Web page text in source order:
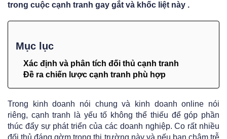
trong cuộc cạnh tranh gay gắt và khốc liệt này .
Mục lục
Xác định và phân tích đối thủ cạnh tranh
Đề ra chiến lược cạnh tranh phù hợp
Trong kinh doanh nói chung và kinh doanh online nói
riêng, cạnh tranh là yếu tố không thể thiếu để góp phần
thúc đẩy sự phát triển của các doanh nghiệp. Co rất nhiều
đối thủ đáng gờm trong thị trường này và nếu bạn chậm trễ